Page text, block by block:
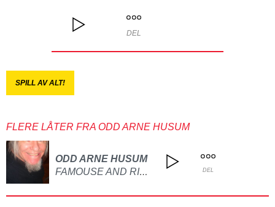
DEL
SPILL AV ALT!
FLERE LÅTER FRA ODD ARNE HUSUM
ODD ARNE HUSUM
FAMOUSE AND RICH LAGET PÅ GITAR DEL